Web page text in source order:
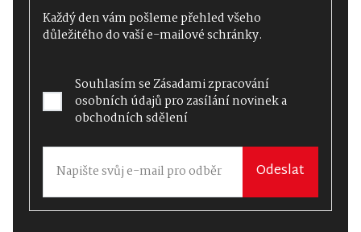
Každý den vám pošleme přehled všeho
důležitého do vaší e-mailové schránky.
Souhlasím seZásadami zpracování
osobních údajůpro zasílání novinek a
obchodních sdělení
Odeslat